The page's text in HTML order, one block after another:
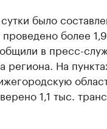
было
более
в пресс-
региона. На
1,1 тыс.